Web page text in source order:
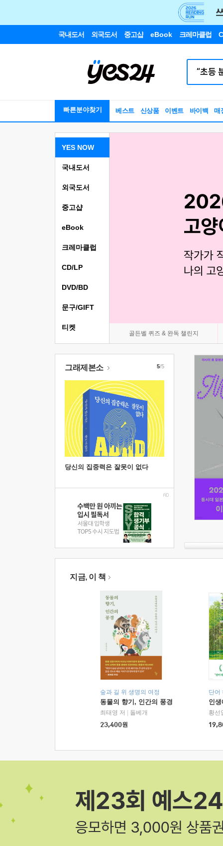
국내도서 외국도서 중고샵 eBook 크레마클럽
빠른분야찾기 베스트 신상품 이벤트 바이백 매
YES NOW
골든벨 퀴즈 & 완독 챌린지
국내도서
외국도서
중고샵
eBook
크레마클럽
CD/LP
DVD/BD
문구/GIFT
티켓
그래제본소
당신의 집중력은 잘못이 없다
5/5
지금, 이 책
숲과 길 위 생명의 여정
동물의 향기, 인간의 풍경
최태영 저
돌베개
23,400원
단어
인
황선